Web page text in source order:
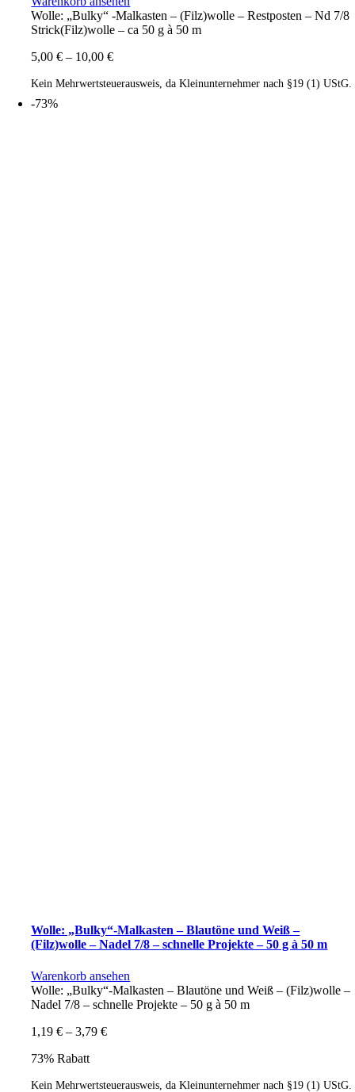
Wolle: „Bulky“ -Malkasten – (Filz)wolle – Restposten – Nd 7/8
Strick(Filz)wolle – ca 50 g à 50 m
5,00€ – 10,00€
Kein Mehrwertsteuerausweis, da Kleinunternehmer nach §19 (1) UStG.
-73%
Wolle: „Bulky“-Malkasten – Blautöne und Weiß –
(Filz)wolle – Nadel 7/8 – schnelle Projekte – 50 g à 50 m
Warenkorb ansehen
Wolle: „Bulky“-Malkasten – Blautöne und Weiß – (Filz)wolle –
Nadel 7/8 – schnelle Projekte – 50 g à 50 m
1,19€ –3,79€
73% Rabatt
Kein Mehrwertsteuerausweis, da Kleinunternehmer nach §19 (1) UStG.